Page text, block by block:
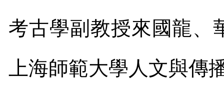
考古學副教授來國龍、
上海師範大學人文與傳